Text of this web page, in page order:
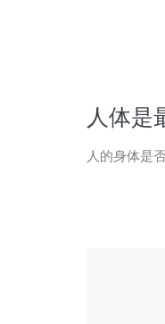
人体是
人的身体是